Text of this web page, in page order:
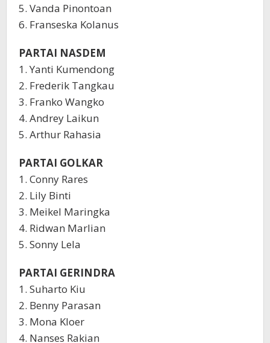
5. Vanda Pinontoan
6. Franseska Kolanus
PARTAI NASDEM
1. Yanti Kumendong
2. Frederik Tangkau
3. Franko Wangko
4. Andrey Laikun
5. Arthur Rahasia
PARTAI GOLKAR
1. Conny Rares
2. Lily Binti
3. Meikel Maringka
4. Ridwan Marlian
5. Sonny Lela
PARTAI GERINDRA
1. Suharto Kiu
2. Benny Parasan
3. Mona Kloer
4. Nanses Rakian